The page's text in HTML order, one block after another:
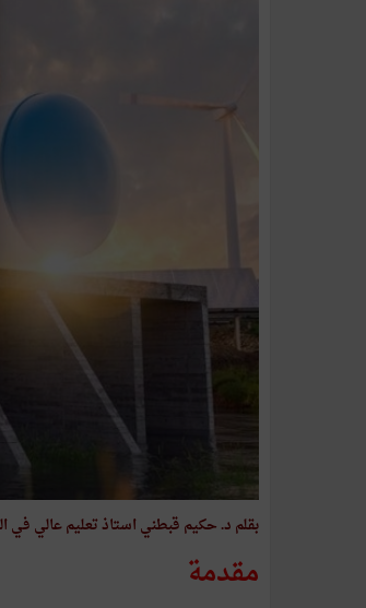
بقلم د. حكيم قبطني استاذ تعليم عالي في
مقدمة